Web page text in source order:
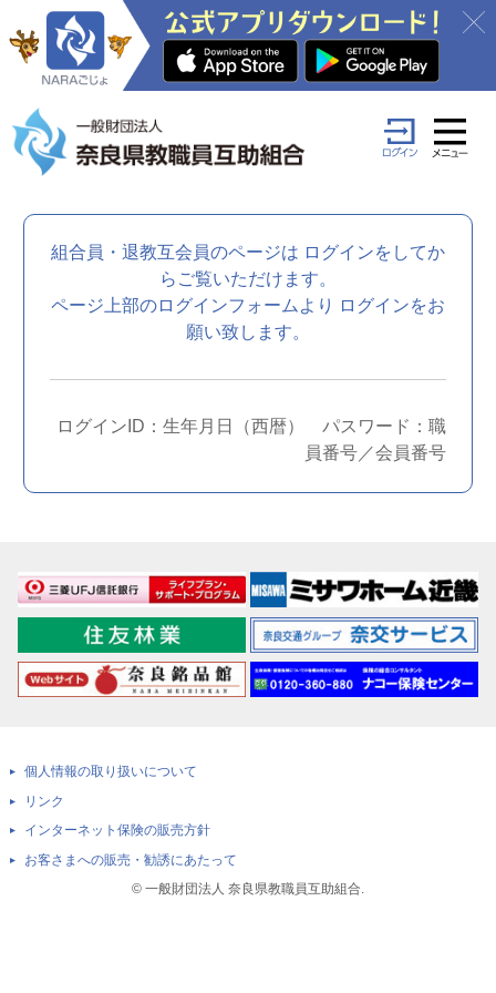
組合員・退教互会員のページは ログインをしてか
らご覧いただけます。
ページ上部のログインフォームより
ログインをお
願い致します。
ログインID：生年月日（西暦） パスワード：職
員番号／会員番号
個人情報の取り扱いについて
リンク
インターネット保険の販売方針
お客さまへの販売・勧誘にあたって
© 一般財団法人 奈良県教職員互助組合.